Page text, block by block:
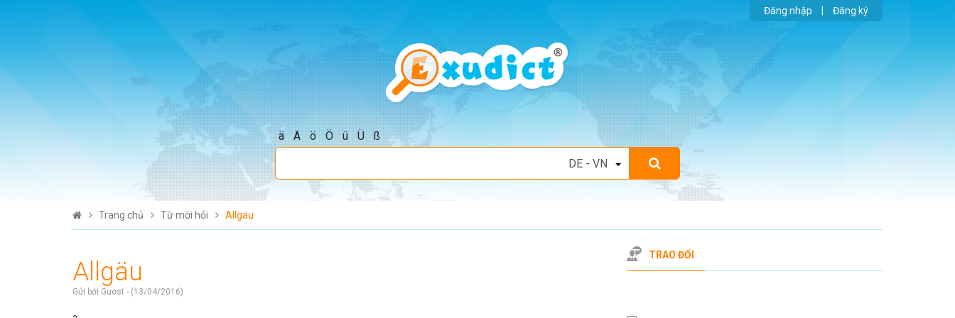
Đăng nhập Đăng ký
ä Ä ö Ö ü Ü ß
Trang chủ Từ mới hỏi Allgäu
Allgäu
Gửi bởi Guest - (13/04/2016)
TRAO ĐỔI